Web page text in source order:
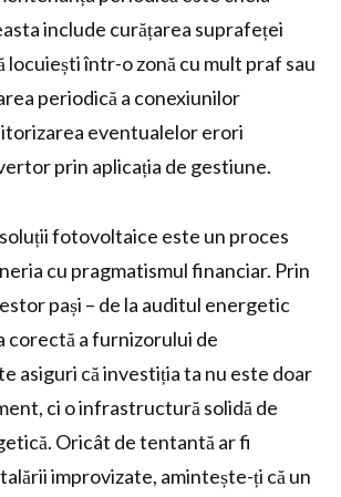
include curățarea suprafeței
locuiești într-o zonă cu mult praf sau
periodică a conexiunilor
eventualelor erori
prin aplicația de gestiune.
fotovoltaice este un proces
cu pragmatismul financiar. Prin
pași – de la auditul energetic
corectă a furnizorului de
asiguri că investiția ta nu este doar
ci o infrastructură solidă de
Oricât de tentantă ar fi
improvizate, amintește-ți că un